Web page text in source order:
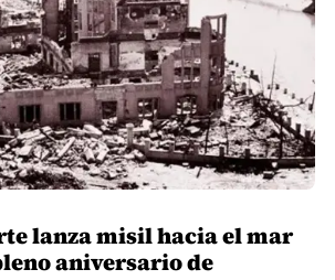
lanza misil hacia el mar
aniversario de